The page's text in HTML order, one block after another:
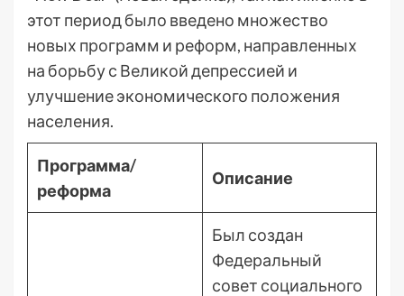
этот период было введено множество
новых программ и реформ, направленных
на борьбу с Великой депрессией и
улучшение экономического положения
населения.
Программа/
реформа
Описание
Был создан
Федеральный
совет социального